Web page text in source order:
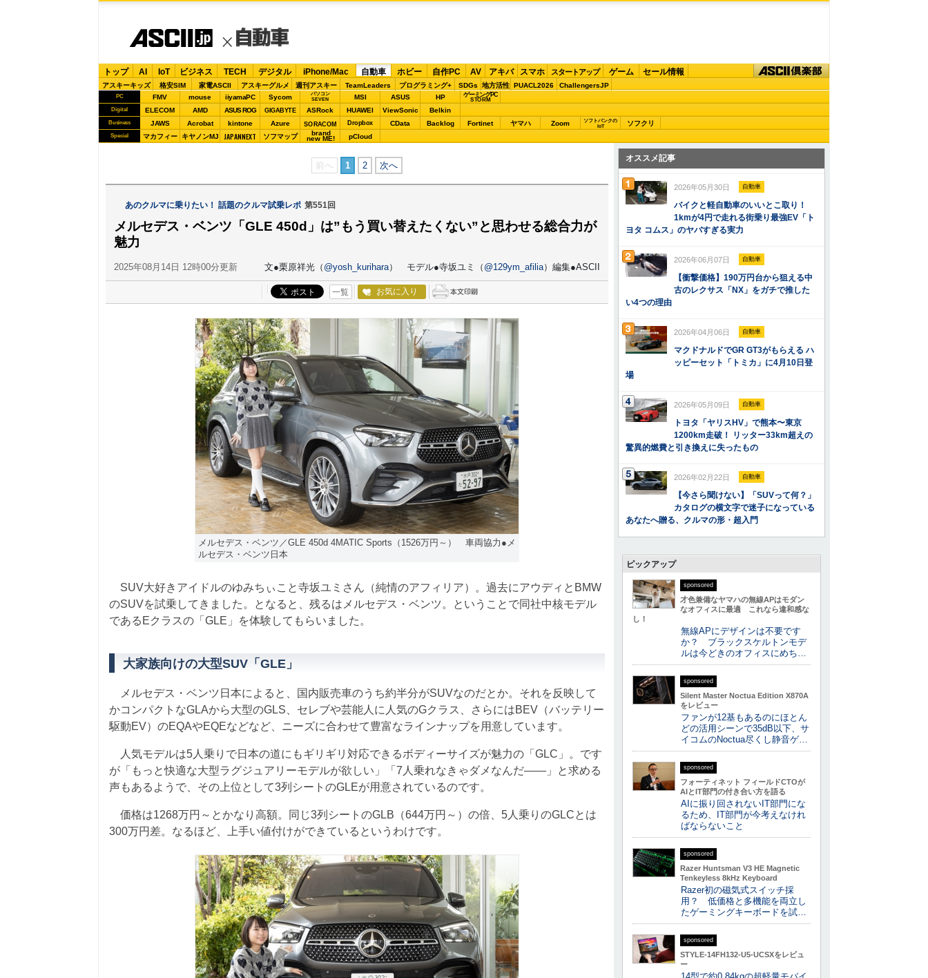
トップ AI IoT ビジネス TECH デジタル iPhone/Mac 自動車 ホビー 自作PC AV アキバ スマホ スタートアップ ゲーム セール情報
アスキーキッズ 格安SIM 家電ASCII アスキーグルメ 週刊アスキー TeamLeaders プログラミング+ SDGs 地方活性 PUACL2026 ChallengersJP
PC FMV mouse iiyamaPC Sycom
パソコン
SEVEN
MSI ASUS HP ゲーミングPC
STORM
Digital ELECOM AMD ASUS ROG GIGABYTE ASRock HUAWEI ViewSonic Belkin
Business JAWS Acrobat kintone Azure SORACOM Dropbox CData Backlog Fortinet ヤマハ Zoom
ソフトバンクの
IoT
ソフクリ
Special マカフィー キヤノンMJ JAPANNEXT ソフマップ brand
new ME! pCloud
前へ 1 2 次へ
あのクルマに乗りたい！ 話題のクルマ試乗レポ 第551回
メルセデス・ベンツ「GLE 450d」は”もう買い替えたくない”と思わせる総合力が
魅力
2025年08月14日 12時00分更新 文●栗原祥光（ @yosh_kurihara） モデル●寺坂ユミ（ @129ym_afilia）編集●ASCII
一覧 お気に入り
メルセデス・ベンツ／GLE 450d 4MATIC Sports（1526万円～） 車両協力●メ
ルセデス・ベンツ日本
SUV大好きアイドルのゆみちぃこと寺坂ユミさん（純情のアフィリア）。過去にアウディとBMW
のSUVを試乗してきました。となると、残るはメルセデス・ベンツ。ということで同社中核モデル
であるEクラスの「GLE」を体験してもらいました。
大家族向けの大型SUV「GLE」
メルセデス・ベンツ日本によると、国内販売車のうち約半分がSUVなのだとか。それを反映して
かコンパクトなGLAから大型のGLS、セレブや芸能人に人気のGクラス、さらにはBEV（バッテリー
駆動EV）のEQAやEQEなどなど、ニーズに合わせて豊富なラインナップを用意しています。
人気モデルは5人乗りで日本の道にもギリギリ対応できるボディーサイズが魅力の「GLC」。です
が「もっと快適な大型ラグジュアリーモデルが欲しい」「7人乗れなきゃダメなんだ――」と求める
声もあるようで、その上位として3列シートのGLEが用意されているのです。
価格は1268万円～とかなり高額。同じ3列シートのGLB（644万円～）の倍、5人乗りのGLCとは
300万円差。なるほど、上手い値付けができているというわけです。
オススメ記事
2026年05月30日 自動車
バイクと軽自動車のいいとこ取り！
1kmが4円で走れる街乗り最強EV「ト
ヨタ コムス」のヤバすぎる実力
2026年06月07日 自動車
【衝撃価格】190万円台から狙える中
古のレクサス「NX」をガチで推した
い4つの理由
2026年04月06日 自動車
マクドナルドでGR GT3がもらえる ハ
ッピーセット「トミカ」に4月10日登
場
2026年05月09日 自動車
トヨタ「ヤリスHV」で熊本〜東京
1200km走破！ リッター33km超えの
驚異的燃費と引き換えに失ったもの
2026年02月22日 自動車
【今さら聞けない】「SUVって何？」
カタログの横文字で迷子になっている
あなたへ贈る、クルマの形・超入門
ピックアップ
sponsored
才色兼備なヤマハの無線APはモダン
なオフィスに最適 これなら違和感な
し！
無線APにデザインは不要です
か？ ブラックスケルトンモデ
ルは今どきのオフィスにめち…
sponsored
Silent Master Noctua Edition X870A
をレビュー
ファンが12基もあるのにほとん
どの活用シーンで35dB以下、サ
イコムのNoctua尽くし静音ゲ…
sponsored
フォーティネット フィールドCTOが
AIとIT部門の付き合い方を語る
AIに振り回されないIT部門にな
るため、IT部門が今考えなけれ
ばならないこと
sponsored
Razer Huntsman V3 HE Magnetic
Tenkeyless 8kHz Keyboard
Razer初の磁気式スイッチ採
用？ 低価格と多機能を両立し
たゲーミングキーボードを試…
sponsored
STYLE-14FH132-U5-UCSXをレビュ
ー